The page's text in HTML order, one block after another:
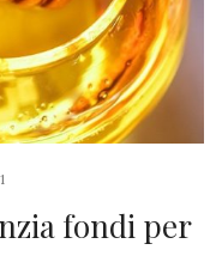
fondi per